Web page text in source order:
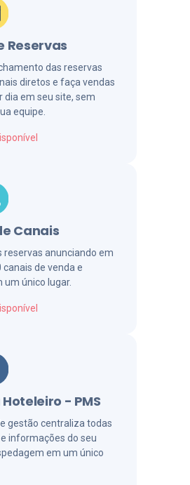
Reservas
das reservas
diretos e faça vendas
dia em seu site, sem
equipe.
Canais
reservas anunciando em
canais de venda e
um único lugar.
- PMS
gestão centraliza todas
informações do seu
em um único